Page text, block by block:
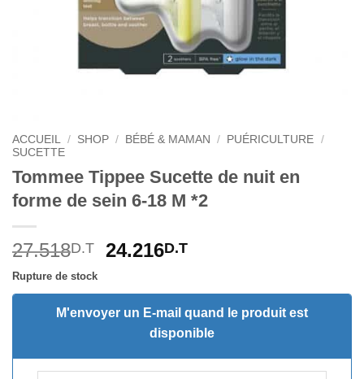
ACCUEIL / SHOP / BÉBÉ & MAMAN / PUÉRICULTURE /
SUCETTE
Tommee Tippee Sucette de nuit en
forme de sein 6-18 M *2
27.518D.T
Le
initial
était :
27.518D.T.
24.216D.TLe
actuel
est :
24.216D.T.
Rupture de stock
M'envoyer un E-mail quand le produit est
disponible